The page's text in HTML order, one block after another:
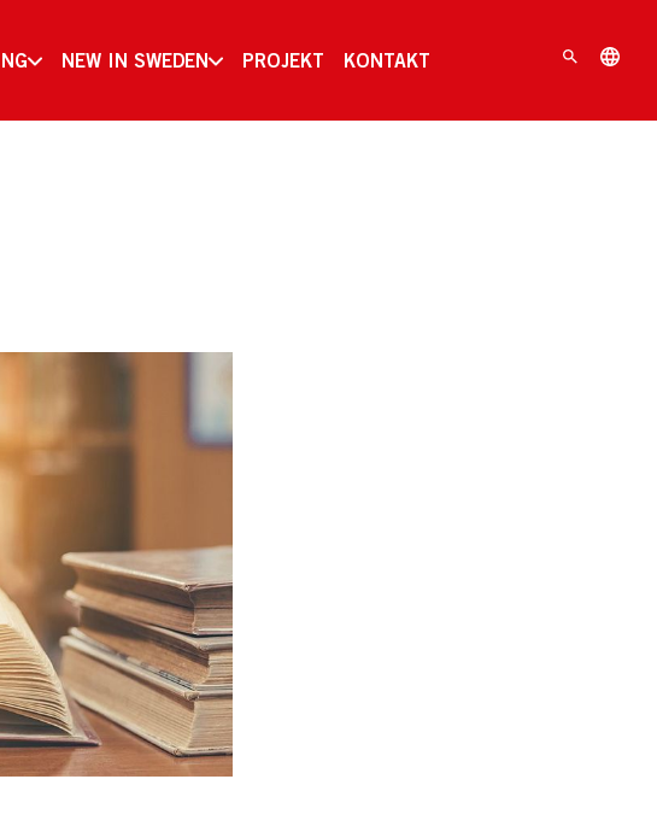
NEW IN SWEDEN PROJEKT KONTAKT